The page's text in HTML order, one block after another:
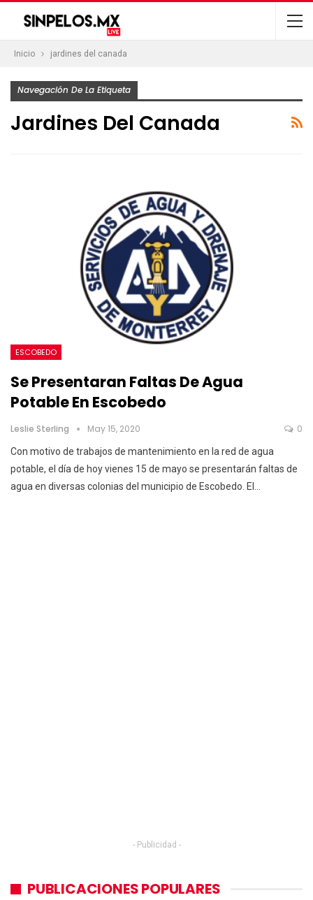
Inicio jardines del canada
Navegación De La Etiqueta
Jardines Del Canada
ESCOBEDO
Se Presentaran Faltas De Agua
Potable En Escobedo
Leslie Sterling May 15, 2020 0
Con motivo de trabajos de mantenimiento en la red de agua
potable, el día de hoy vienes 15 de mayo se presentarán faltas de
agua en diversas colonias del municipio de Escobedo. El
- Publicidad -
PUBLICACIONES POPULARES